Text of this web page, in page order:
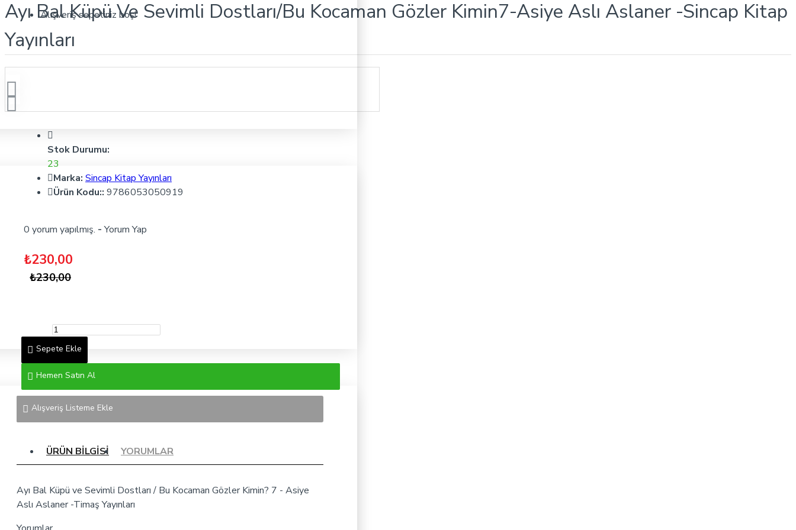
Alışveriş sepetiniz boş!
Ayı Bal Küpü Ve Sevimli Dostları/Bu Kocaman Gözler Kimin7-Asiye Aslı Aslaner -Sincap Kitap
Yayınları
Stok Durumu:
23
Marka: Sincap Kitap Yayınları
Ürün Kodu:: 9786053050919
0 yorum yapılmış. - Yorum Yap
₺230,00
₺230,00
Sepete Ekle
Hemen Satın Al
Alışveriş Listeme Ekle
ÜRÜN BILGISI YORUMLAR
Ayı Bal Küpü ve Sevimli Dostları / Bu Kocaman Gözler Kimin? 7 - Asiye
Aslı Aslaner -Timaş Yayınları